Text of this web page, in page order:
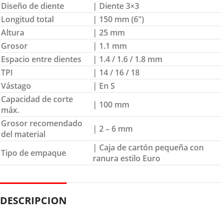
Diseño de diente
| Diente 3×3
Longitud total
| 150 mm (6″)
Altura
| 25 mm
Grosor
| 1.1 mm
Espacio entre dientes
| 1.4 / 1.6 / 1.8 mm
TPI
| 14 / 16 / 18
Vástago
| En S
Capacidad de corte
máx.
| 100 mm
Grosor recomendado
del material
| 2 – 6 mm
Tipo de empaque
| Caja de cartón pequeña con
ranura estilo Euro
DESCRIPCION